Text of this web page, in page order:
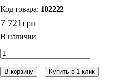
102222
7 721грн
В корзину Купить в 1 клик